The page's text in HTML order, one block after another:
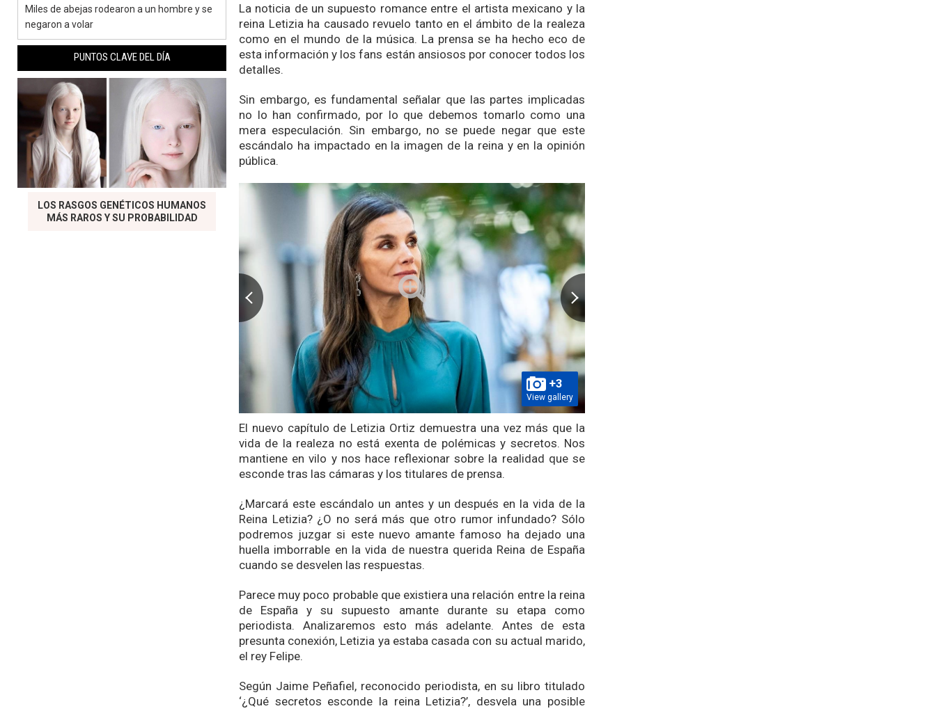
La noticia de un supuesto romance entre el artista mexicano y la
reina Letizia ha causado revuelo tanto en el ámbito de la realeza
como en el mundo de la música. La prensa se ha hecho eco de
esta información y los fans están ansiosos por conocer todos los
detalles.
Sin embargo, es fundamental señalar que las partes implicadas
no lo han confirmado, por lo que debemos tomarlo como una
mera especulación. Sin embargo, no se puede negar que este
escándalo ha impactado en la imagen de la reina y en la opinión
pública.
+3
View gallery
El nuevo capítulo de Letizia Ortiz demuestra una vez más que la
vida de la realeza no está exenta de polémicas y secretos. Nos
mantiene en vilo y nos hace reflexionar sobre la realidad que se
esconde tras las cámaras y los titulares de prensa.
¿Marcará este escándalo un antes y un después en la vida de la
Reina Letizia? ¿O no será más que otro rumor infundado? Sólo
podremos juzgar si este nuevo amante famoso ha dejado una
huella imborrable en la vida de nuestra querida Reina de España
cuando se desvelen las respuestas.
Parece muy poco probable que existiera una relación entre la reina
de España y su supuesto amante durante su etapa como
periodista. Analizaremos esto más adelante. Antes de esta
presunta conexión, Letizia ya estaba casada con su actual marido,
el rey Felipe.
Según Jaime Peñafiel, reconocido periodista, en su libro titulado
‘¿Qué secretos esconde la reina Letizia?’, desvela una posible
Miles de abejas rodearon a un hombre y se
negaron a volar
PUNTOS CLAVE DEL DÍA
LOS RASGOS GENÉTICOS HUMANOS
MÁS RAROS Y SU PROBABILIDAD